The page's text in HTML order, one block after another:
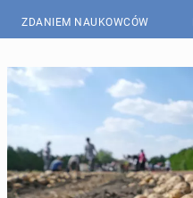
ZDANIEM NAUKOWCÓW